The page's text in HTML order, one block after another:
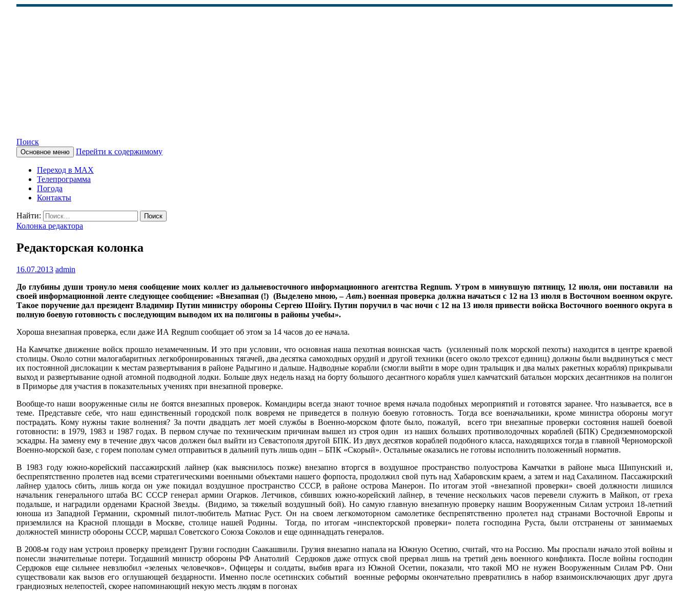
КАМЧАТСКОЕ ИНФОРМАЦИОННОЕ АГЕНТСТВО (КИА «ВЕСТИ»)
Поиск
Основное меню Перейти к содержимому
Переход в MAX
Телепрограмма
Погода
Контакты
Найти:
Колонка редактора
Редакторская колонка
16.07.2013 admin
До глубины души тронуло меня сообщение моих коллег из дальневосточного информационного агентства Regnum. Утром в минувшую пятницу, 12 июля, они поставили на
своей информационной ленте следующее сообщение: «Внезапная (!) (Выделено мною, – Авт.) военная проверка должна начаться с 12 на 13 июля в Восточном военном округе.
Такое поручение дал президент Владимир Путин министру обороны Сергею Шойгу. Путин поручил в час ночи с 12 на 13 июля привести войска Восточного военного округа в
полную боевую готовность с последующим выводом их на полигоны в районы учебы».
Хороша внезапная проверка, если даже ИА Regnum сообщает об этом за 14 часов до ее начала.
На Камчатке движение войск прошло незамеченным. И это при условии, что основная наша пехотная воинская часть (усиленный полк морской пехоты) находится в центре краевой
столицы. Около сотни малогабаритных легкобронированных тягачей, два десятка самоходных орудий и другой техники (всего около трехсот единиц) должны были выдвинуться с мест
их постоянной дислокации к местам развертывания в районе Радыгино и дальше. Надводные корабли (смогли выйти в море один тральщик и два малых ракетных корабля) прикрывали
выход и развертывание одной атомной подводной лодки. Больше двух недель назад на борту большого десантного корабля ушел камчатский батальон морских десантников на полигон
в Приморье для участия в показательных учениях при внезапной проверке.
Вообще-то наши вооруженные силы не боятся внезапных проверок. Командиры всегда знают точное время начала подобных мероприятий и готовятся заранее. Что называется, все в
теме. Представьте себе, что наш единственный городской полк вовремя не приведется в полную боевую готовность. Тогда все военачальники, кроме министра обороны могут
пострадать. Кому нужны такие волнения? За почти двадцать лет моей службы в Военно-морском флоте было, пожалуй, всего три внезапные проверки состояния нашей боевой
готовности: в 1979, 1983 и 1987 годах. В первом случае по техническим причинам вышел из строя один из наших больших противолодочных кораблей (БПК) Средиземноморской
эскадры. На замену ему в течение двух часов должен был выйти из Севастополя другой БПК. Из двух десятков кораблей подобного класса, находящихся тогда в главной Черноморской
Военно-морской базе, с горем пополам сумел отправиться в дальний путь лишь один – БПК «Скорый». Остальные оказались не готовы исполнить положенный норматив.
В 1983 году южно-корейский пассажирский лайнер (как выяснилось позже) внезапно вторгся в воздушное пространство полуострова Камчатки в районе мыса Шипунский и,
беспрепятственно пролетев над всеми стратегическими военными объектами нашего форпоста, продолжил свой путь над Хабаровским краем, а затем и над Сахалином. Пассажирский
лайнер удалось сбить, лишь когда он уже покидал воздушное пространство СССР, в районе острова Манерон. По итогам этой «внезапной проверки» своей должности лишился
начальник генерального штаба ВС СССР генерал армии Огарков. Летчиков, сбивших южно-корейский лайнер, в течение нескольких часов перевели служить в Майкоп, от греха
подальше, и наградили орденами Красной Звезды. (Видимо, за тяжелый воздушный бой). Но самую главную внезапную проверку нашим Вооруженным Силам устроил 18-летний
юноша из Западной Германии, скромный пилот-любитель Матиас Руст. Он на своем легкомоторном самолетике беспрепятственно пролетел над странами Восточной Европы и
приземлился на Красной площади в Москве, столице нашей Родины. Тогда, по итогам «инспекторской проверки» полета господина Руста, были отстранены от занимаемых
должностей министр обороны СССР, маршал Советского Союза Соколов и еще одиннадцать генералов.
В 2008-м году нам устроил проверку президент Грузии господин Саакашвили. Грузия внезапно напала на Южную Осетию, считай, что на Россию. Мы проспали начало этой войны и
понесли значительные потери. Тогдашний министр обороны РФ Анатолий Сердюков даже отпуск свой прервал лишь на третий день военного конфликта. После войны господин
Сердюков еще сильнее невзлюбил «зеленых человечков». Офицеры и солдаты, выбив врага из Южной Осетии, показали, что такой МО не нужен Вооруженным Силам РФ. Они
существовали как вызов его оглушающей бездарности. Именно после осетинских событий военные реформы окончательно превратились в набор взаимоисключающих друг друга
грандиозных нелепостей, скорее напоминающий некую месть людям в погонах